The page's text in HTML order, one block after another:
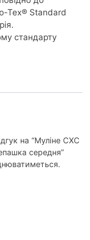
Tex® Standard
стандарту
на “Муліне СХС
середня”